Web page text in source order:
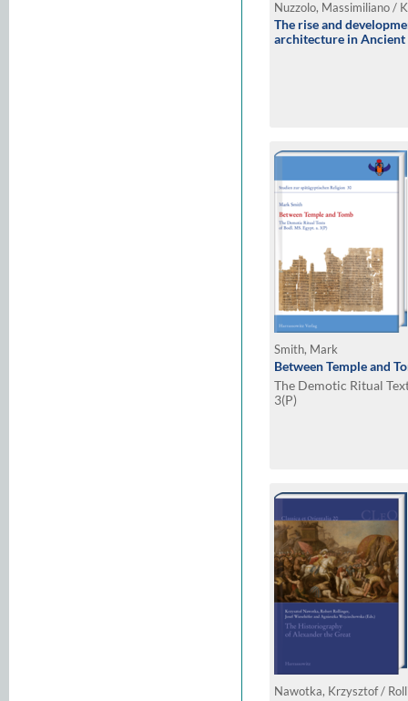
Nuzzolo, Massimiliano /
The rise and
architecture in Ancient
Smith, Mark
Between Temple and
The Demotic Ritual
3(P)